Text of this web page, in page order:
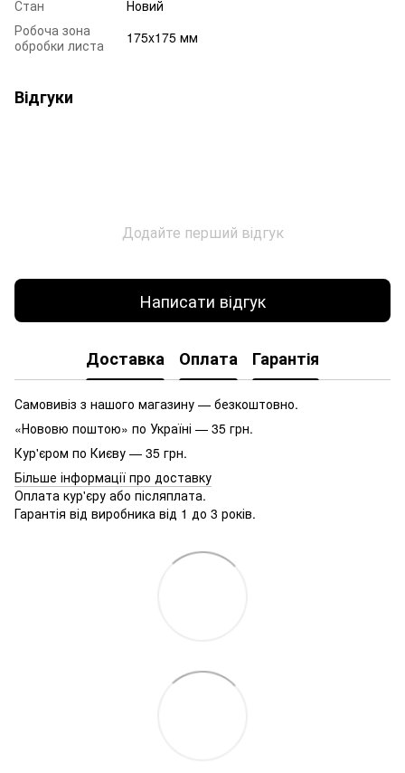
Стан
Новий
Робоча зона
обробки листа
175x175 мм
Відгуки
Додайте перший відгук
Написати відгук
Доставка Оплата Гарантія
Самовивіз з нашого магазину — безкоштовно.
«Нововю поштою» по Україні — 35 грн.
Кур'єром по Києву — 35 грн.
Більше інформації про доставку
Оплата кур'єру або післяплата.
Гарантія від виробника від 1 до 3 років.